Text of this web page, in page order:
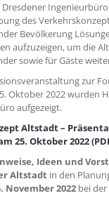
des
Bevölkerung
aufzuzeigen, um die
sowie für Gäste
zur
Oktober 2022 wurden
aufgezeigt.
Altstadt –
Oktober 2022
Ideen und
Altstadt in den
November 2022 bei